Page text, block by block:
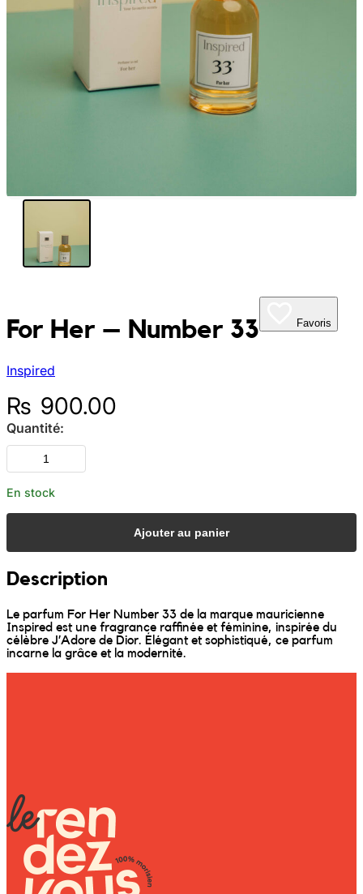
For Her – Number 33
Inspired
Favoris
₨ 900.00
Quantité:
En stock
Ajouter au panier
Description
Le parfum For Her Number 33 de la marque mauricienne
Inspired est une fragrance raffinée et féminine, inspirée du
célèbre J’Adore de Dior. Élégant et sophistiqué, ce parfum
incarne la grâce et la modernité.
My Tea Box
Nature Artizan
Saskia
The Sock Trader
The Kreol Republic
The Little Big People
Timo
ZOLA by Estelle
Les Inédites